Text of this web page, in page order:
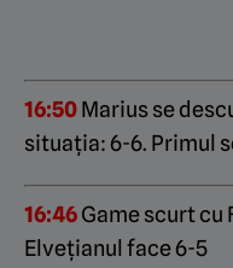
16:50Marius se
situația: 6-6. Primul
16:46Game scurt cu
Elvețianul face 6-5